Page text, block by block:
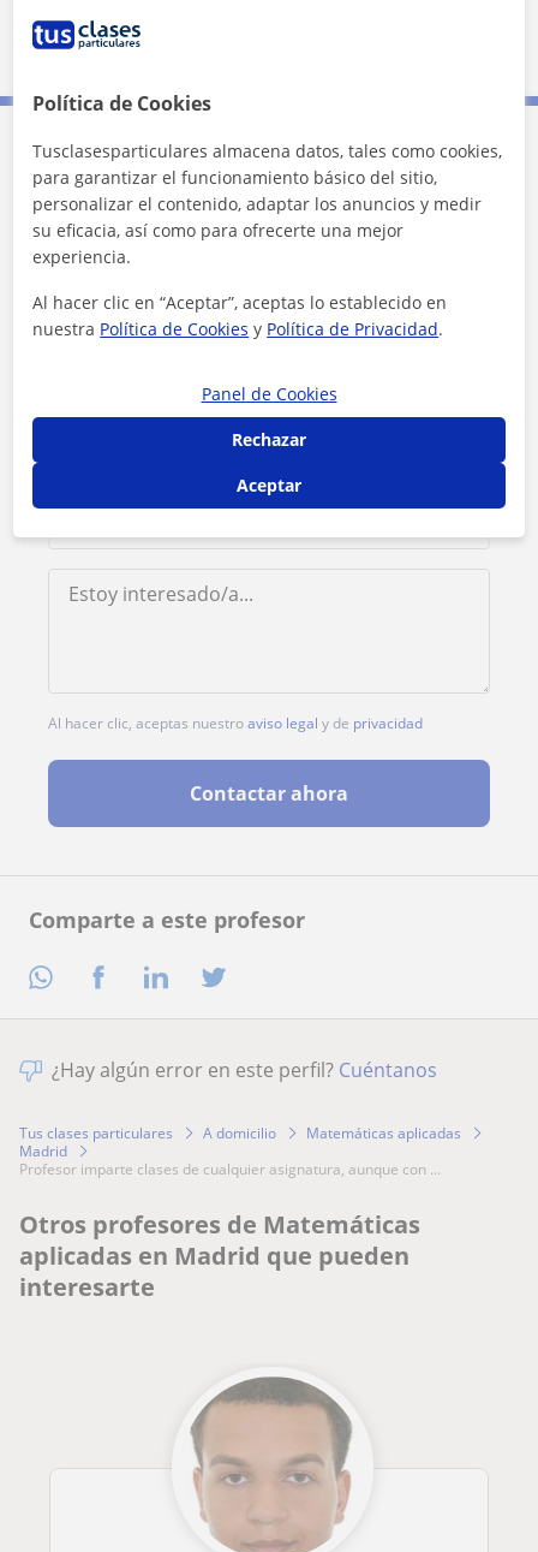
Comparte a este profesor
20 km
10 mi
Contacta con Víctor
Tarifa
Al hacer clic, aceptas nuestroaviso legal y de privacidad
Contactar ahora
¿Hay algún error en este perfil? Cuéntanos
Tus clases particulares A domicilio
Matemáticas aplicadas
Madrid
profesor imparte clases de cualquier asignatura, aunque con ...
Otros profesores de Matemáticas
aplicadas en Madrid que pueden
interesarte
Política de Cookies
Tusclasesparticulares almacena datos, tales como cookies,
para garantizar el funcionamiento básico del sitio,
personalizar el contenido, adaptar los anuncios y medir
su eficacia, así como para ofrecerte una mejor
experiencia.
Al hacer clic en “Aceptar”, aceptas lo establecido en
nuestra Política de Cookies y Política de Privacidad.
Panel de Cookies
Rechazar
Aceptar